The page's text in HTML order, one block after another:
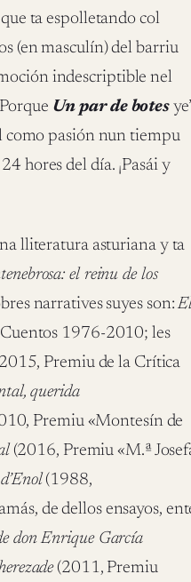
ta espolletando col
(en masculín) del barriu
indescriptible nel
Un par de botes
como pasión nun tiempu
hores del día. ¡Pasái y
lliteratura asturiana y ta
el reinu de los
narratives suyes son:
1976-2010; les
Premiu de la Crítica
querida
Premiu «Montesín de
(2016, Premiu «M.ª
(1988,
de dellos ensayos,
don Enrique García
(2011, Premiu